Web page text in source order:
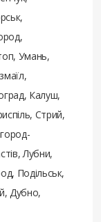
Умань,
Калуш,
Стрий,
Лубни,
Подільськ,
Дубно,